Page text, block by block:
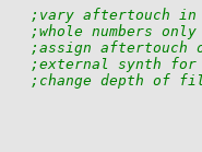
;vary aftertouch in
;whole numbers only
;assign aftertouch
;external synth for
;change depth of